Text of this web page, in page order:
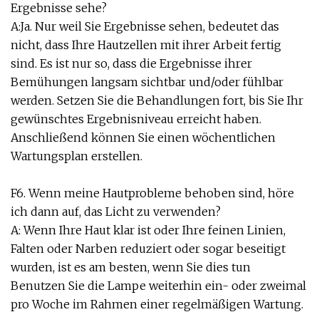
Ergebnisse sehe?
A:Ja. Nur weil Sie Ergebnisse sehen, bedeutet das
nicht, dass Ihre Hautzellen mit ihrer Arbeit fertig
sind. Es ist nur so, dass die Ergebnisse ihrer
Bemühungen langsam sichtbar und/oder fühlbar
werden. Setzen Sie die Behandlungen fort, bis Sie Ihr
gewünschtes Ergebnisniveau erreicht haben.
Anschließend können Sie einen wöchentlichen
Wartungsplan erstellen.
F6. Wenn meine Hautprobleme behoben sind, höre
ich dann auf, das Licht zu verwenden?
A: Wenn Ihre Haut klar ist oder Ihre feinen Linien,
Falten oder Narben reduziert oder sogar beseitigt
wurden, ist es am besten, wenn Sie dies tun
Benutzen Sie die Lampe weiterhin ein- oder zweimal
pro Woche im Rahmen einer regelmäßigen Wartung.